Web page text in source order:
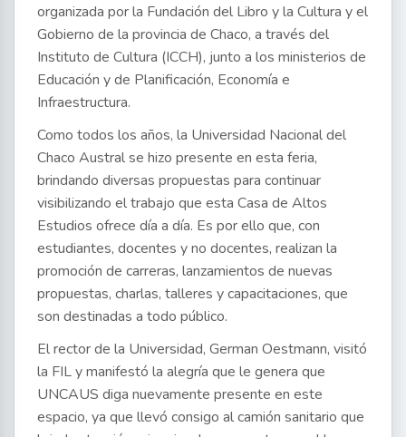
organizada por la Fundación del Libro y la Cultura y el
Gobierno de la provincia de Chaco, a través del
Instituto de Cultura (ICCH), junto a los ministerios de
Educación y de Planificación, Economía e
Infraestructura.
Como todos los años, la Universidad Nacional del
Chaco Austral se hizo presente en esta feria,
brindando diversas propuestas para continuar
visibilizando el trabajo que esta Casa de Altos
Estudios ofrece día a día. Es por ello que, con
estudiantes, docentes y no docentes, realizan la
promoción de carreras, lanzamientos de nuevas
propuestas, charlas, talleres y capacitaciones, que
son destinadas a todo público.
El rector de la Universidad, German Oestmann, visitó
la FIL y manifestó la alegría que le genera que
UNCAUS diga nuevamente presente en este
espacio, ya que llevó consigo al camión sanitario que